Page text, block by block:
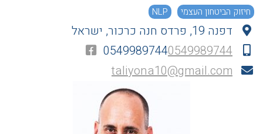
חיזוק הביטחון העצמי NLP
דפנה 19, פרדס חנה כרכור, ישראל
05499897440549989744
taliyona10@gmail.com